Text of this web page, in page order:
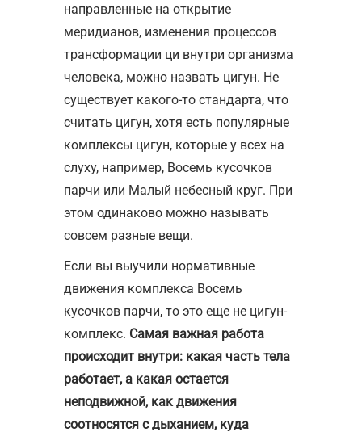
направленные на открытие
меридианов, изменения процессов
трансформации ци внутри организма
человека, можно назвать цигун. Не
существует какого-то стандарта, что
считать цигун, хотя есть популярные
комплексы цигун, которые у всех на
слуху, например, Восемь кусочков
парчи или Малый небесный круг. При
этом одинаково можно называть
совсем разные вещи.
Если вы выучили нормативные
движения комплекса Восемь
кусочков парчи, то это еще не цигун-
комплекс. Самая важная работа
происходит внутри: какая часть тела
работает, а какая остается
неподвижной, как движения
соотносятся с дыханием, куда